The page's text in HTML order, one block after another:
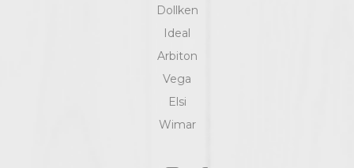
Dollken
Ideal
Arbiton
Vega
Elsi
Wimar